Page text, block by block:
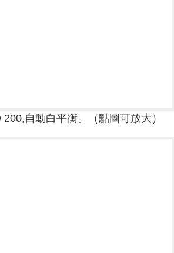
自動白平衡。（點圖可放大）